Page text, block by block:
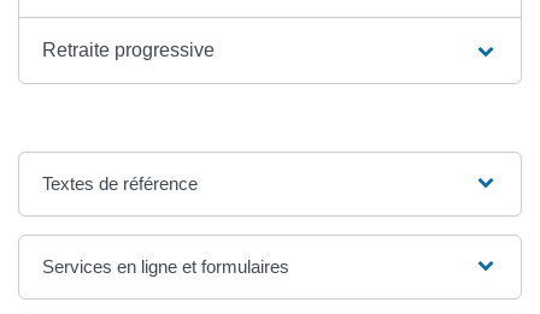
Retraite progressive
Textes de référence
Services en ligne et formulaires